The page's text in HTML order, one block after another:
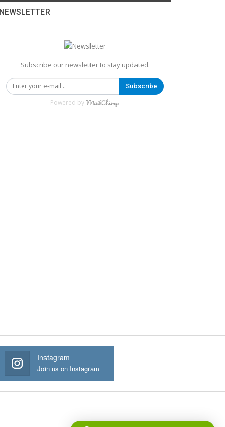
NEWSLETTER
Subscribe our newsletter to stay updated.
Subscribe
Powered by
Instagram
Join us on Instagram